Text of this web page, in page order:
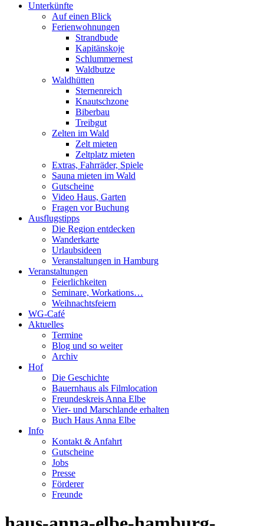
Unterkünfte
Auf einen Blick
Ferienwohnungen
Strandbude
Kapitänskoje
Schlummernest
Waldbutze
Waldhütten
Sternenreich
Knautschzone
Biberbau
Treibgut
Zelten im Wald
Zelt mieten
Zeltplatz mieten
Extras, Fahrräder, Spiele
Sauna mieten im Wald
Gutscheine
Video Haus, Garten
Fragen vor Buchung
Ausflugstipps
Die Region entdecken
Wanderkarte
Urlaubsideen
Veranstaltungen in Hamburg
Veranstaltungen
Feierlichkeiten
Seminare, Workations…
Weihnachtsfeiern
WG-Café
Aktuelles
Termine
Blog und so weiter
Archiv
Hof
Die Geschichte
Bauernhaus als Filmlocation
Freundeskreis Anna Elbe
Vier- und Marschlande erhalten
Buch Haus Anna Elbe
Info
Kontakt & Anfahrt
Gutscheine
Jobs
Presse
Förderer
Freunde